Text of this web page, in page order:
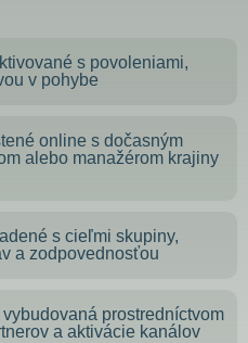
s povoleniami,
v pohybe
online s dočasným
alebo manažérom krajiny
s cieľmi skupiny,
a zodpovednosťou
prostredníctvom
a aktivácie kanálov